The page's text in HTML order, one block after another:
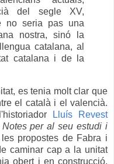
del segle XV,
no seria pas una
nostra, sinó la
catalana, al
catalana i de la
es tenia molt clar que
el català i el valencià.
Lluís Revest
per al seu estudi i
propostes de Fabra i
caminar cap a la unitat
obert i en construcció.